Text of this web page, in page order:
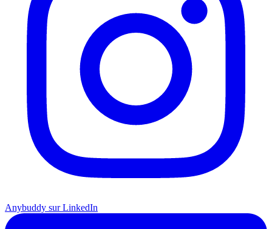
Anybuddy sur LinkedIn